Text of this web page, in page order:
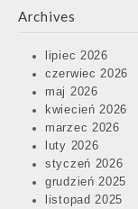
Archives
lipiec 2026
czerwiec 2026
maj 2026
kwiecień 2026
marzec 2026
luty 2026
styczeń 2026
grudzień 2025
listopad 2025